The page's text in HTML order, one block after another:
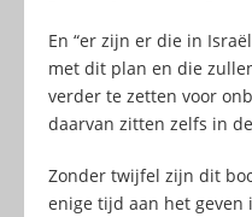
En “er zijn er die in
met dit plan en die
verder te zetten voor
daarvan zitten zelfs in
Zonder twijfel zijn dit
enige tijd aan het geven